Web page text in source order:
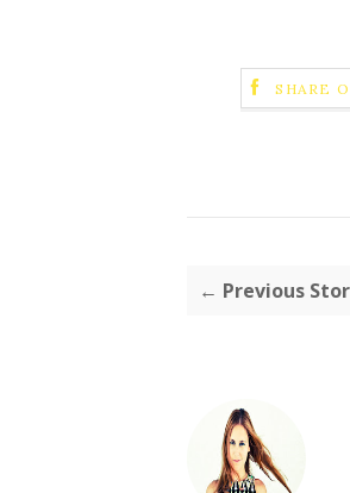
SHARE
← Previous